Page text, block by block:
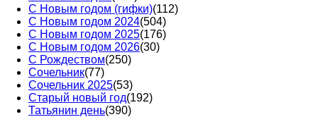
С Новым годом (гифки)(112)
С Новым годом 2024(504)
С Новым годом 2025(176)
С Новым годом 2026(30)
С Рождеством(250)
Сочельник(77)
Сочельник 2025(53)
Старый новый год(192)
Татьянин день(390)